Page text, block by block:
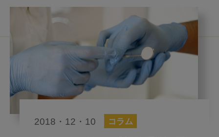
口腔機能発達不全症
いちき歯科 スウェーデン
鼻うがい
内科 歯科 内科医師
いま○○が知りたい 歯科助手
2018・12・10 コラム